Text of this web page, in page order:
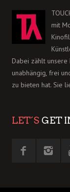
mit
Dabei zählt
unabhängig, frei
zu bieten hat. Sie
LET´S GET